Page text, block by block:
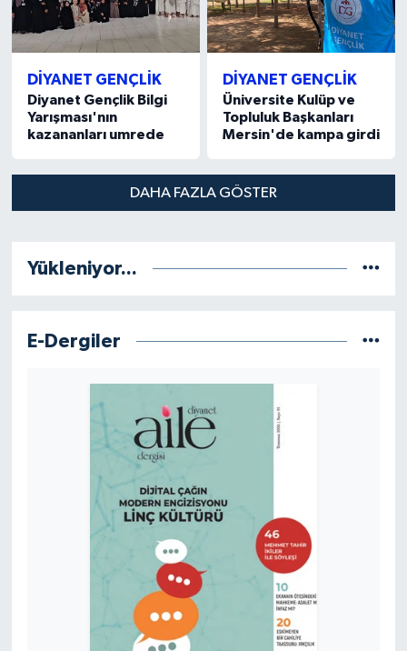
DİYANET GENÇLİK
Diyanet Gençlik Bilgi
Yarışması'nın
kazananları umrede
DİYANET GENÇLİK
Üniversite Kulüp ve
Topluluk Başkanları
Mersin'de kampa girdi
DAHA FAZLA GÖSTER
Yükleniyor...
E-Dergiler
Tokat Müftülüğü
Trabzon Müftülüğü
Tunceli Müftülüğü
Van Müftülüğü
Zonguldak Müftülüğü